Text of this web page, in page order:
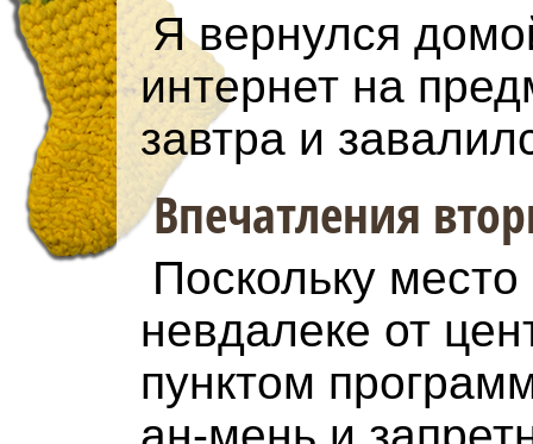
Я вернулся
интернет на
завтра и
Впечатления
Поскольку
невдалеке от
пунктом